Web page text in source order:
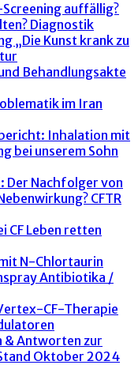
auffällig?
Diagnostik
„Die Kunst krank zu
Behandlungsakte
im Iran
Inhalation mit
bei unserem Sohn
Der Nachfolger von
CFTR
CF Leben retten
N-Chlortaurin
Antibiotika /
CF-Therapie
& Antworten zur
Oktober 2024